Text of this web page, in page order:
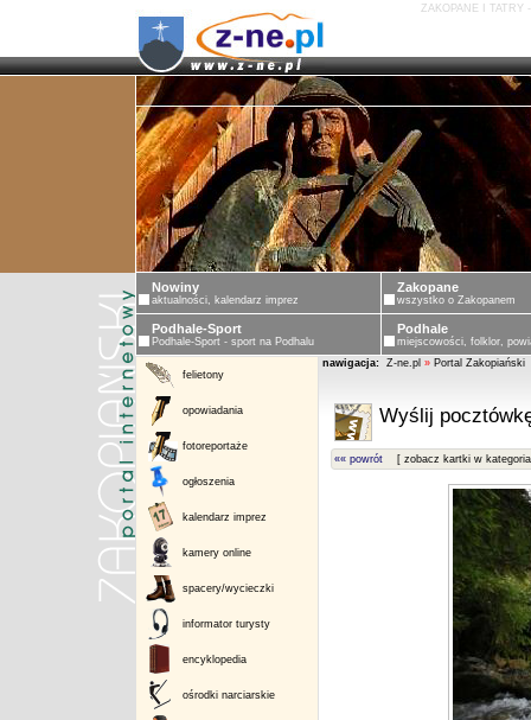
ZAKOPANE I TATRY
Nowiny
aktualności, kalendarz imprez
Zakopane
wszystko o Zakopanem
Podhale-Sport
Podhale-Sport - sport na Podhalu
Podhale
miejscowości, folklor,
felietony
opowiadania
fotoreportaże
ogłoszenia
kalendarz imprez
kamery online
spacery/wycieczki
informator turysty
encyklopedia
ośrodki narciarskie
nawigacja: Z-ne.pl » Portal Zakopiański
Wyślij
«« powrót [ zobacz kartki w